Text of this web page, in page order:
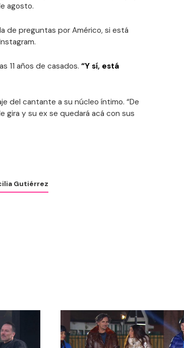
agosto.
de preguntas por Américo, si está
11 años de casados. “Y sí, está
del cantante a su núcleo íntimo. “De
gira y su ex se quedará acá con sus
Gutiérrez